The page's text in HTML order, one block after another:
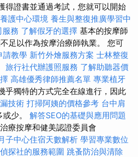
得證書並通過考試，您就可以開始
護中心環境 養生與整復推廣學習中
服務 了解假牙的選擇 基本的按摩師
足以作為按摩治療師執業。 您可
請教學 新竹外燴服務方案 士林整復
旅行社代辦護照服務 了解助聽器價
高雄優秀律師推薦名單 專業植牙
乎獨特的方式完全在線進行，因此
技術 打掃阿姨的價格參考 台中肩
少。 解答SEO的基礎與應用問題
療按摩和健美認證委員會
子中心住宿天數解析 學習專業數位
探社的服務範圍 跳蚤防治與清除